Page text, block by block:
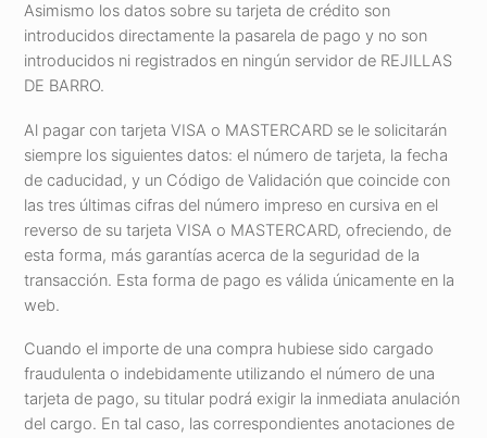
Asimismo los datos sobre su tarjeta de crédito son
introducidos directamente la pasarela de pago y no son
introducidos ni registrados en ningún servidor de REJILLAS
DE BARRO.
Al pagar con tarjeta VISA o MASTERCARD se le solicitarán
siempre los siguientes datos: el número de tarjeta, la fecha
de caducidad, y un Código de Validación que coincide con
las tres últimas cifras del número impreso en cursiva en el
reverso de su tarjeta VISA o MASTERCARD, ofreciendo, de
esta forma, más garantías acerca de la seguridad de la
transacción. Esta forma de pago es válida únicamente en la
web.
Cuando el importe de una compra hubiese sido cargado
fraudulenta o indebidamente utilizando el número de una
tarjeta de pago, su titular podrá exigir la inmediata anulación
del cargo. En tal caso, las correspondientes anotaciones de